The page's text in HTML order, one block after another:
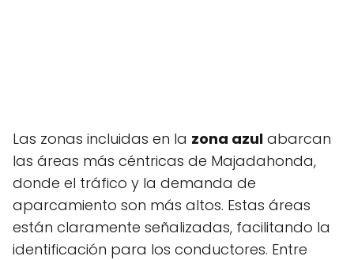
Las zonas incluidas en la zona azul abarcan
las áreas más céntricas de Majadahonda,
donde el tráfico y la demanda de
aparcamiento son más altos. Estas áreas
están claramente señalizadas, facilitando la
identificación para los conductores. Entre